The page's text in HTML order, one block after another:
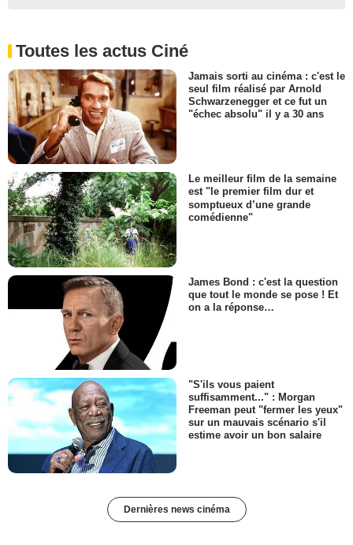
Toutes les actus Ciné
Jamais sorti au cinéma : c'est le
seul film réalisé par Arnold
Schwarzenegger et ce fut un
"échec absolu" il y a 30 ans
Le meilleur film de la semaine
est "le premier film dur et
somptueux d’une grande
comédienne"
James Bond : c'est la question
que tout le monde se pose ! Et
on a la réponse…
"S'ils vous paient
suffisamment..." : Morgan
Freeman peut "fermer les yeux"
sur un mauvais scénario s'il
estime avoir un bon salaire
Dernières news cinéma